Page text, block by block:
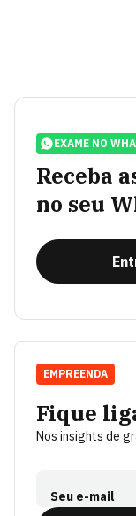
EXAME NO
Receba
no seu
Fique
Nos insights de
Seu e-mail
EMPREENDA